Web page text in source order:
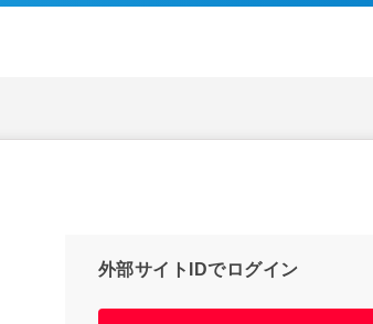
外部サイトIDでログイン